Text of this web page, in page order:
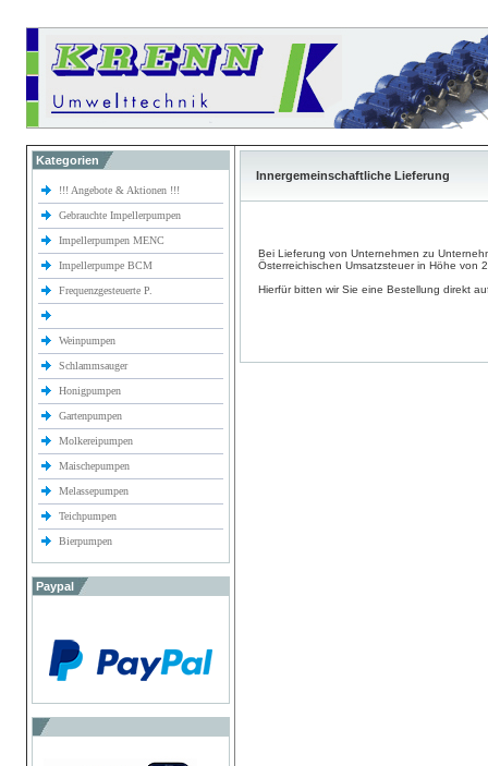
Kategorien
!!! Angebote & Aktionen !!!
Gebrauchte Impellerpumpen
Impellerpumpen MENC
Impellerpumpe BCM
Frequenzgesteuerte P.
Weinpumpen
Schlammsauger
Honigpumpen
Gartenpumpen
Molkereipumpen
Maischepumpen
Melassepumpen
Teichpumpen
Bierpumpen
Paypal
Innergemeinschaftliche Lieferung
Bei Lieferung von Unternehmen zu
Österreichischen Umsatzsteuer in Höhe von
Hierfür bitten wir Sie eine Bestellung direkt